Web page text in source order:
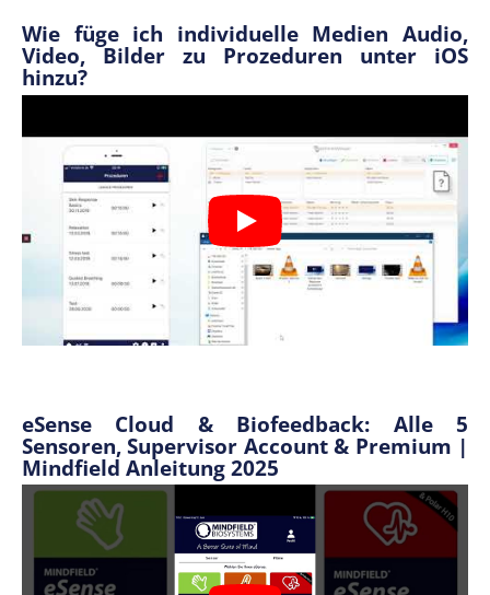
Wie füge ich individuelle Medien Audio,
Video, Bilder zu Prozeduren unter iOS
hinzu?
eSense Cloud & Biofeedback: Alle 5
Sensoren, Supervisor Account & Premium |
Mindfield Anleitung 2025